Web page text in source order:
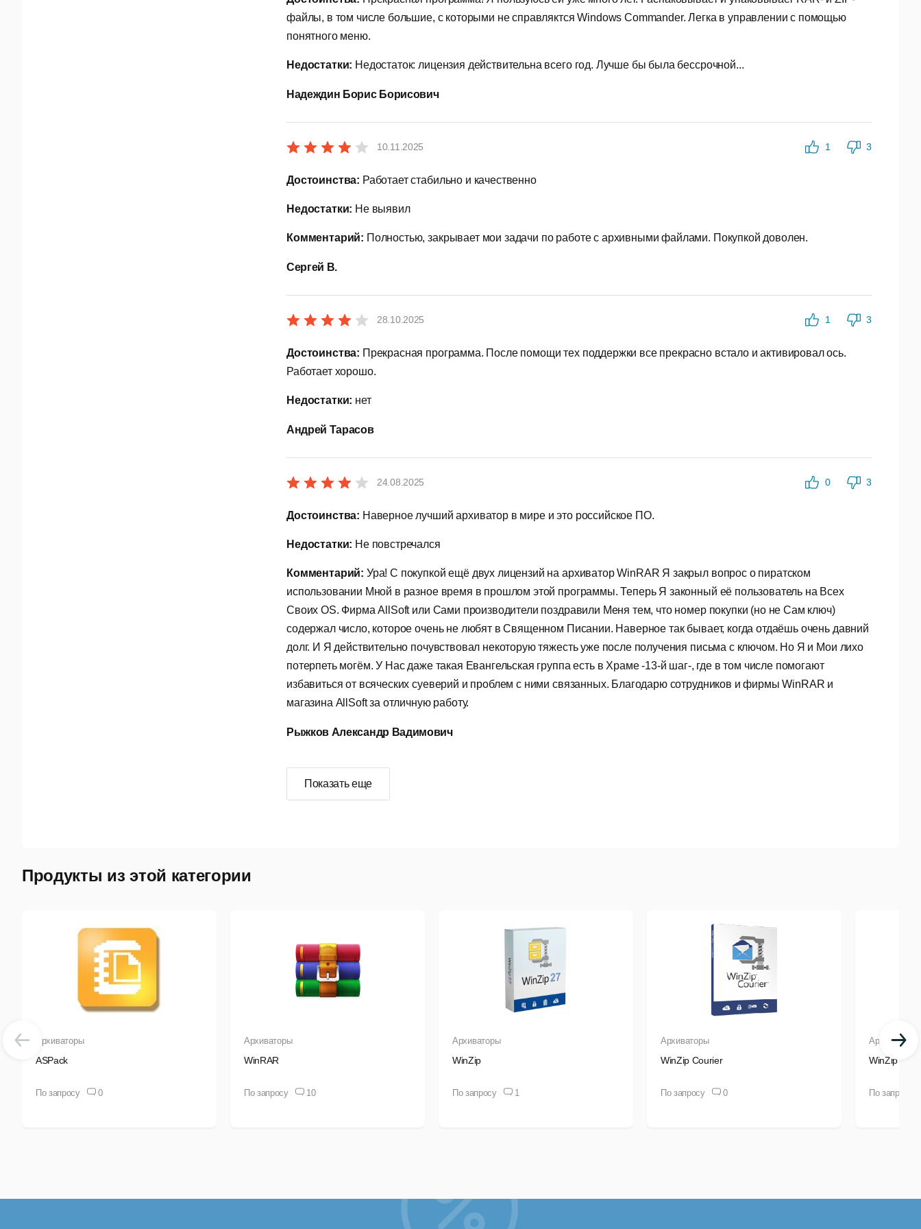
Разделение архивов. Разделите архивы на более мелкие и более управляемые файлы.
Резервное копирование — расширенные параметры резервного копирования, файлы с отметками времени и
сохранение предыдущих версий файлов.
Сканирование на вирусы — встроенный антивирусный сканер предотвращает распаковку поврежденных архивов.
Юникод — поддерживает имена файлов в Юникоде.
Соответствие требованиям. Административные элементы управления обеспечивают полный контроль над
паролями, предотвращают случайное изменение архивов и защищают данные.
файлы, в том числе большие, с которыми не справляктся Windows Commander. Легка в управлении с помощью
понятного меню.
Недостатки: Недостаток: лицензия действительна всего год. Лучше бы была бессрочной...
Надеждин Борис Борисович
10.11.2025 1 3
Достоинства: Работает стабильно и качественно
Недостатки: Не выявил
Комментарий: Полностью, закрывает мои задачи по работе с архивными файлами. Покупкой доволен.
Сергей В.
28.10.2025 1 3
Достоинства: Прекрасная программа. После помощи тех поддержки все прекрасно встало и активировал ось.
Работает хорошо.
Недостатки: нет
Андрей Тарасов
24.08.2025 0 3
Достоинства: Наверное лучший архиватор в мире и это российское ПО.
Недостатки: Не повстречался
Комментарий: Ура! С покупкой ещё двух лицензий на архиватор WinRAR Я закрыл вопрос о пиратском
использовании Мной в разное время в прошлом этой программы. Теперь Я законный её пользователь на Всех
Своих OS. Фирма AllSoft или Сами производители поздравили Меня тем, что номер покупки (но не Сам ключ)
содержал число, которое очень не любят в Священном Писании. Наверное так бывает, когда отдаёшь очень давний
долг. И Я действительно почувствовал некоторую тяжесть уже после получения письма с ключом. Но Я и Мои лихо
потерпеть могём. У Нас даже такая Евангельская группа есть в Храме -13-й шаг-, где в том числе помогают
избавиться от всяческих суеверий и проблем с ними связанных. Благодарю сотрудников и фирмы WinRAR и
магазина AllSoft за отличную работу.
Рыжков Александр Вадимович
Показать еще
Продукты из этой категории
Архиваторы
ASPack
По запросу 0
Архиваторы
WinRAR
По запросу 10
Архиваторы
WinZip
По запросу 1
Архиваторы
WinZip Courier
По запросу 0
Архиваторы
WinZip for
По запросу